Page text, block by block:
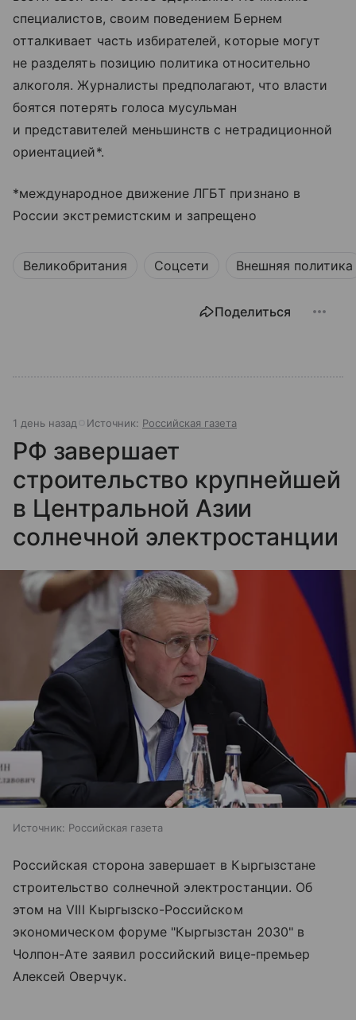
специалистов, своим поведением Бернем
отталкивает часть избирателей, которые могут
не разделять позицию политика относительно
алкоголя. Журналисты предполагают, что власти
боятся потерять голоса мусульман
и представителей меньшинств с нетрадиционной
ориентацией*.
*международное движение ЛГБТ признано в
России экстремистским и запрещено
Великобритания Соцсети Внешняя политика
Поделиться
1 день назад Источник: Российская газета
РФ завершает
строительство крупнейшей
в Центральной Азии
солнечной электростанции
Источник: Российская газета
Российская сторона завершает в Кыргызстане
строительство солнечной электростанции. Об
этом на VIII Кыргызско-Российском
экономическом форуме "Кыргызстан 2030" в
Чолпон-Ате заявил российский вице-премьер
Алексей Оверчук.